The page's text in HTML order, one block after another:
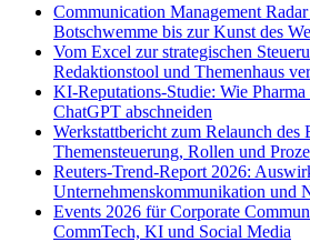
Communication Management
Botschwemme bis zur Kunst des
Vom Excel zur strategischen
Redaktionstool und Themenhaus
KI-Reputations-Studie: Wie
ChatGPT abschneiden
Werkstattbericht zum Relaunch
Themensteuerung, Rollen und
Reuters-Trend-Report 2026:
Unternehmenskommunikation und
Events 2026 für Corporate
CommTech, KI und Social Media